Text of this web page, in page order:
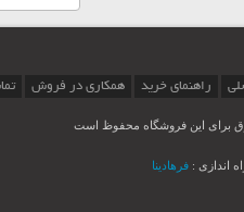
راهنمای خرید همکاری در فروش
برای این فروشگاه محفوظ است
اندازی : فرهادینا